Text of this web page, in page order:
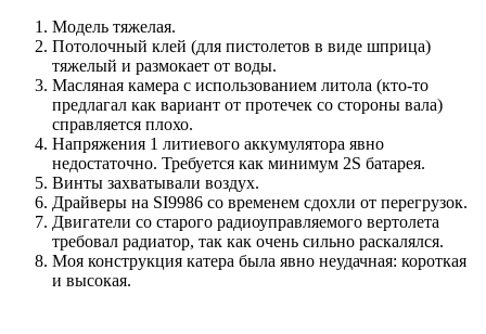
Модель тяжелая.
Потолочный клей (для пистолетов в виде шприца)
тяжелый и размокает от воды.
Масляная камера с использованием литола (кто-то
предлагал как вариант от протечек со стороны вала)
справляется плохо.
Напряжения 1 литиевого аккумулятора явно
недостаточно. Требуется как минимум 2S батарея.
Винты захватывали воздух.
Драйверы на SI9986 со временем сдохли от перегрузок.
Двигатели со старого радиоуправляемого вертолета
требовал радиатор, так как очень сильно раскалялся.
Моя конструкция катера была явно неудачная: короткая
и высокая.